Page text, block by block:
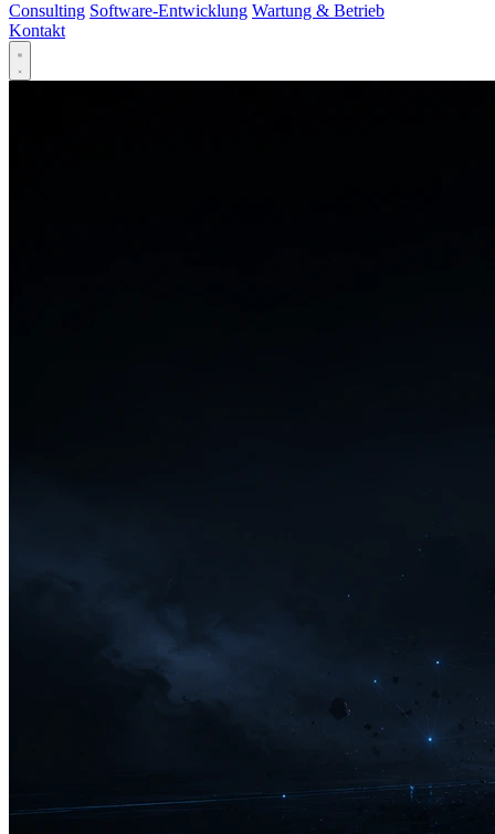
Consulting Software-Entwicklung Wartung & Betrieb
Kontakt